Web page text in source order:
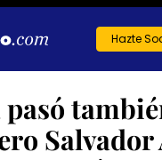
Hazte
pasó
Salvador